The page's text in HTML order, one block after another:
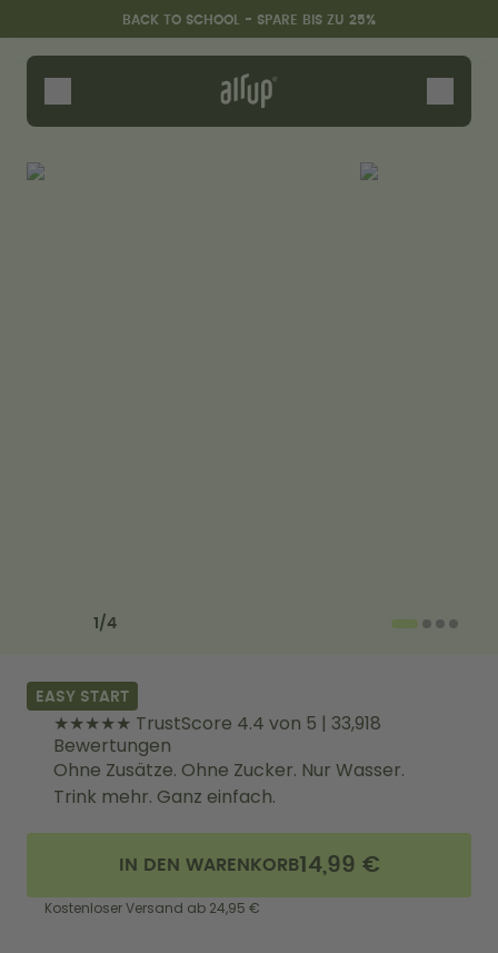
Zum Hauptinhalt springen
Erklärung zur BarrierefreiheitBACK TO SCHOOL - SPARE BIS ZU 25%
Flaschen
Duft-Pods
Hilfe & FAQ
1 / 4
EASY START
★★★★★ TrustScore 4.4 von 5 | 33,918
Bewertungen
Ohne Zusätze. Ohne Zucker. Nur Wasser.
Trink mehr. Ganz einfach.
IN DEN WARENKORB14,99 €
Kostenloser Versand ab 24,95 €